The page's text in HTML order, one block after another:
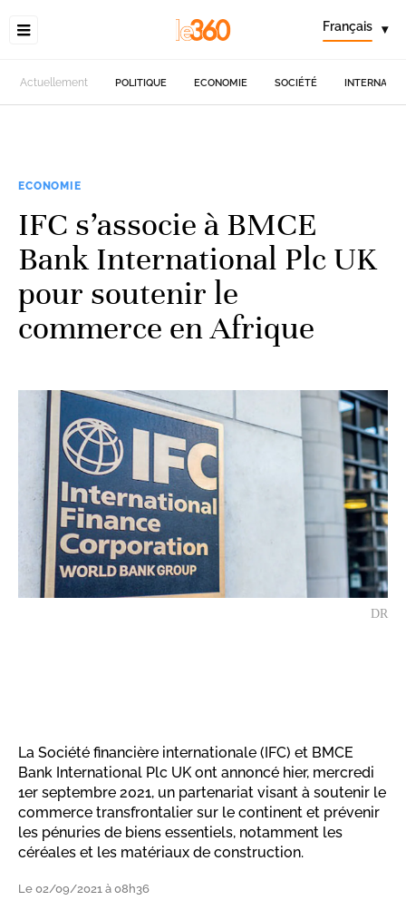
Français ▾
Actuellement POLITIQUE ECONOMIE SOCIÉTÉ
ECONOMIE
IFC s’associe à BMCE
Bank International Plc UK
pour soutenir le
commerce en Afrique
DR
La Société financière internationale (IFC) et BMCE
Bank International Plc UK ont annoncé hier, mercredi
1er septembre 2021, un partenariat visant à soutenir le
commerce transfrontalier sur le continent et prévenir
les pénuries de biens essentiels, notamment les
céréales et les matériaux de construction.
Le 02/09/2021 à 08h36